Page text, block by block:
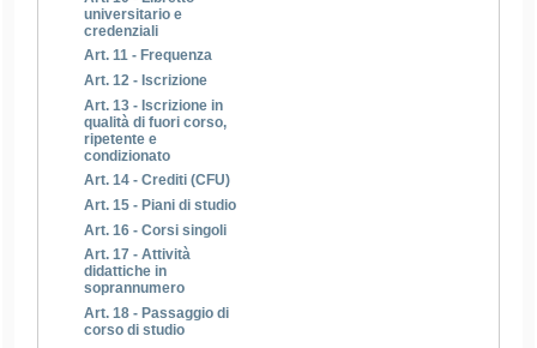
universitario e
credenziali
Art. 11 - Frequenza
Art. 12 - Iscrizione
Art. 13 - Iscrizione in
qualità di fuori corso,
ripetente e
condizionato
Art. 14 - Crediti (CFU)
Art. 15 - Piani di studio
Art. 16 - Corsi singoli
Art. 17 - Attività
didattiche in
soprannumero
Art. 18 - Passaggio di
corso di studio